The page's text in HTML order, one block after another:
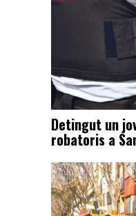
Detingut un
robatoris a